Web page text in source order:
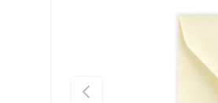
Prethodno